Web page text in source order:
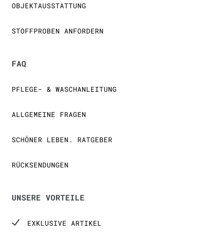
OBJEKTAUSSTATTUNG
STOFFPROBEN ANFORDERN
FAQ
PFLEGE- & WASCHANLEITUNG
ALLGEMEINE FRAGEN
SCHÖNER LEBEN. RATGEBER
RÜCKSENDUNGEN
UNSERE VORTEILE
EXKLUSIVE ARTIKEL